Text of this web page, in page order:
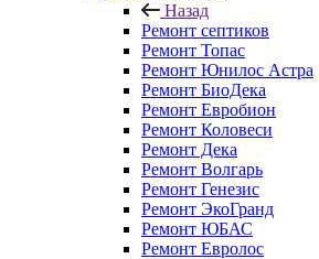
Назад
Ремонт септиков
Ремонт Топас
Ремонт Юнилос Астра
Ремонт БиоДека
Ремонт Евробион
Ремонт Коловеси
Ремонт Дека
Ремонт Волгарь
Ремонт Генезис
Ремонт ЭкоГранд
Ремонт ЮБАС
Ремонт Евролос